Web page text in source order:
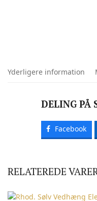
Yderligere information
DELING PÅ
Facebook
RELATEREDE